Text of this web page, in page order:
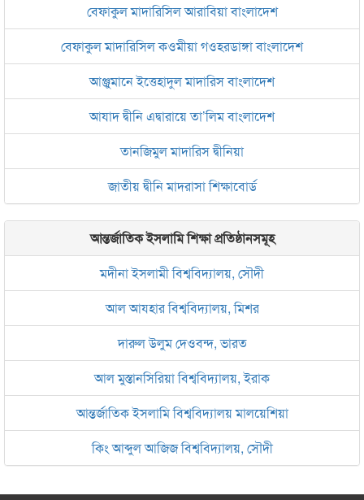
বেফাকুল মাদারিসিল আরাবিয়া বাংলাদেশ
বেফাকুল মাদারিসিল কওমীয়া গওহরডাঙ্গা বাংলাদেশ
আঞ্জুমানে ইত্তেহাদুল মাদারিস বাংলাদেশ
আযাদ দ্বীনি এদ্বারায়ে তা’লিম বাংলাদেশ
তানজিমুল মাদারিস দ্বীনিয়া
জাতীয় দ্বীনি মাদরাসা শিক্ষাবোর্ড
আন্তর্জাতিক ইসলামি শিক্ষা প্রতিষ্ঠানসমূহ
মদীনা ইসলামী বিশ্ববিদ্যালয়, সৌদী
আল আযহার বিশ্ববিদ্যালয়, মিশর
দারুল উলুম দেওবন্দ, ভারত
আল মুস্তানসিরিয়া বিশ্ববিদ্যালয়, ইরাক
আন্তর্জাতিক ইসলামি বিশ্ববিদ্যালয় মালয়েশিয়া
কিং আব্দুল আজিজ বিশ্ববিদ্যালয়, সৌদী